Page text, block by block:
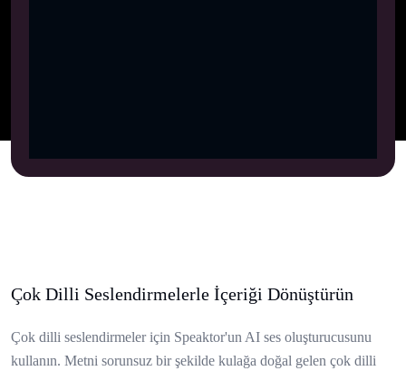
Çok Dilli Seslendirmelerle İçeriği Dönüştürün
Çok dilli seslendirmeler için Speaktor'un AI ses oluşturucusunu
kullanın. Metni sorunsuz bir şekilde kulağa doğal gelen çok dilli